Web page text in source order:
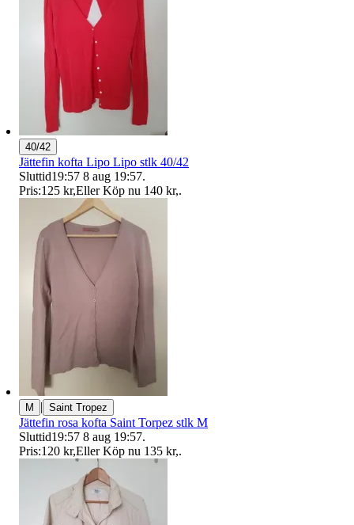
40/42
Jättefin kofta Lipo Lipo stlk 40/42
Sluttid19:57 8 aug 19:57.
Pris:125 kr,Eller Köp nu 140 kr,.
M | Saint Tropez
Jättefin rosa kofta Saint Torpez stlk M
Sluttid19:57 8 aug 19:57.
Pris:120 kr,Eller Köp nu 135 kr,.